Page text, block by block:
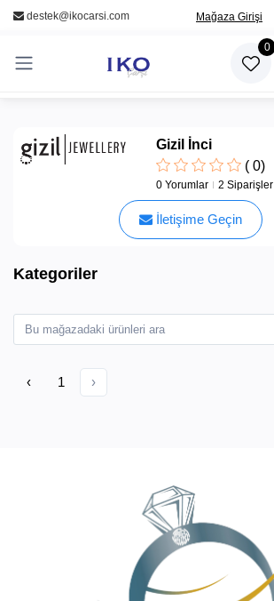
destek@ikocarsi.com Mağaza Girişi
0
Gizil İnci
( 0)
0 Yorumlar 2 Siparişler
İletişime Geçin
Kategoriler
Kategoriler
‹ 1 ›